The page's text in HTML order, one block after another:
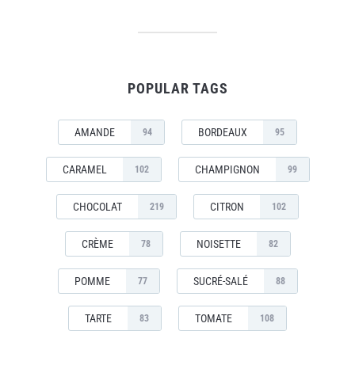
POPULAR TAGS
AMANDE 94 BORDEAUX 95
CARAMEL 102 CHAMPIGNON 99
CHOCOLAT 219 CITRON 102
CRÈME 78 NOISETTE 82
POMME 77 SUCRÉ-SALÉ 88
TARTE 83 TOMATE 108